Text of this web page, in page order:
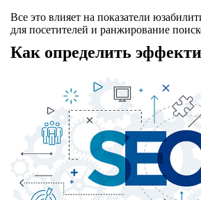
Все это влияет на показатели
для посетителей и ранжирование
Как определить